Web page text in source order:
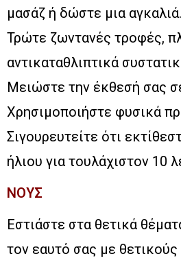
μασάζ ή δώστε μια αγκαλιά.
Τρώτε ζωντανές τροφές,
αντικαταθλιπτικά
Μειώστε την έκθεσή σας
Χρησιμοποιήστε φυσικά
Σιγουρευτείτε ότι
ήλιου για τουλάχιστον 10
ΝΟΥΣ
Εστιάστε στα θετικά
τον εαυτό σας με